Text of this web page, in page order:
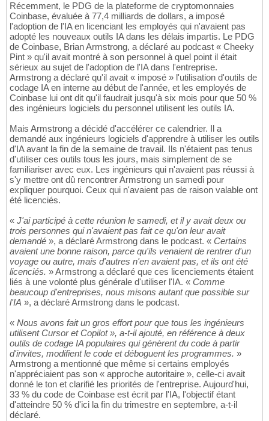
Récemment, le PDG de la plateforme de cryptomonnaies
Coinbase, évaluée à 77,4 milliards de dollars, a imposé
l'adoption de l'IA en licenciant les employés qui n'avaient pas
adopté les nouveaux outils IA dans les délais impartis. Le PDG
de Coinbase, Brian Armstrong, a déclaré au podcast « Cheeky
Pint » qu'il avait montré à son personnel à quel point il était
sérieux au sujet de l'adoption de l'IA dans l'entreprise.
Armstrong a déclaré qu'il avait « imposé » l'utilisation d'outils de
codage IA en interne au début de l'année, et les employés de
Coinbase lui ont dit qu'il faudrait jusqu'à six mois pour que 50 %
des ingénieurs logiciels du personnel utilisent les outils IA.
Mais Armstrong a décidé d'accélérer ce calendrier. Il a
demandé aux ingénieurs logiciels d'apprendre à utiliser les outils
d'IA avant la fin de la semaine de travail. Ils n'étaient pas tenus
d'utiliser ces outils tous les jours, mais simplement de se
familiariser avec eux. Les ingénieurs qui n'avaient pas réussi à
s'y mettre ont dû rencontrer Armstrong un samedi pour
expliquer pourquoi. Ceux qui n'avaient pas de raison valable ont
été licenciés.
« J'ai participé à cette réunion le samedi, et il y avait deux ou
trois personnes qui n'avaient pas fait ce qu'on leur avait
demandé », a déclaré Armstrong dans le podcast. « Certains
avaient une bonne raison, parce qu'ils venaient de rentrer d'un
voyage ou autre, mais d'autres n'en avaient pas, et ils ont été
licenciés. » Armstrong a déclaré que ces licenciements étaient
liés à une volonté plus générale d'utiliser l'IA. « Comme
beaucoup d'entreprises, nous misons autant que possible sur
l'IA », a déclaré Armstrong dans le podcast.
« Nous avons fait un gros effort pour que tous les ingénieurs
utilisent Cursor et Copilot », a-t-il ajouté, en référence à deux
outils de codage IA populaires qui génèrent du code à partir
d'invites, modifient le code et déboguent les programmes. »
Armstrong a mentionné que même si certains employés
n'appréciaient pas son « approche autoritaire », celle-ci avait
donné le ton et clarifié les priorités de l'entreprise. Aujourd'hui,
33 % du code de Coinbase est écrit par l'IA, l'objectif étant
d'atteindre 50 % d'ici la fin du trimestre en septembre, a-t-il
déclaré.